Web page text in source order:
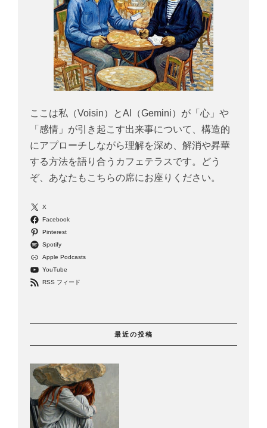
ここは私（Voisin）とAI（Gemini）が「心」や
「感情」が引き起こす出来事について、構造的
にアプローチしながら理解を深め、解消や昇華
する方法を語り合うカフェテラスです。どう
ぞ、あなたもこちらの席にお座りください。
X
Facebook
Pinterest
Spotify
Apple Podcasts
YouTube
RSS フィード
最近の投稿